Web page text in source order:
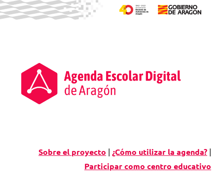
Sobre el proyecto | ¿Cómo utilizar la agenda? |
Participar como centro educativo